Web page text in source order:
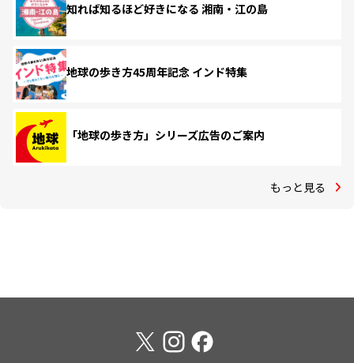
知れば知るほど好きになる 湘南・江の島
地球の歩き方45周年記念 インド特集
「地球の歩き方」シリーズ広告のご案内
もっと見る